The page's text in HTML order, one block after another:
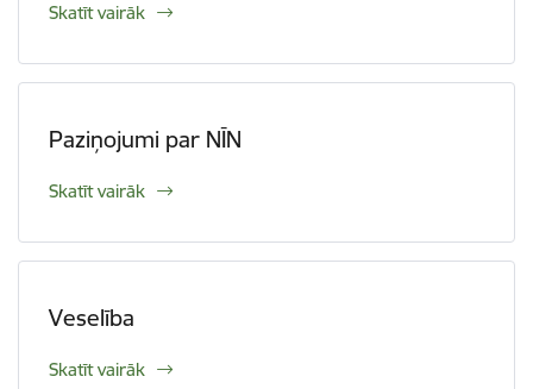
Skatīt vairāk
Paziņojumi par NĪN
Skatīt vairāk
Veselība
Skatīt vairāk